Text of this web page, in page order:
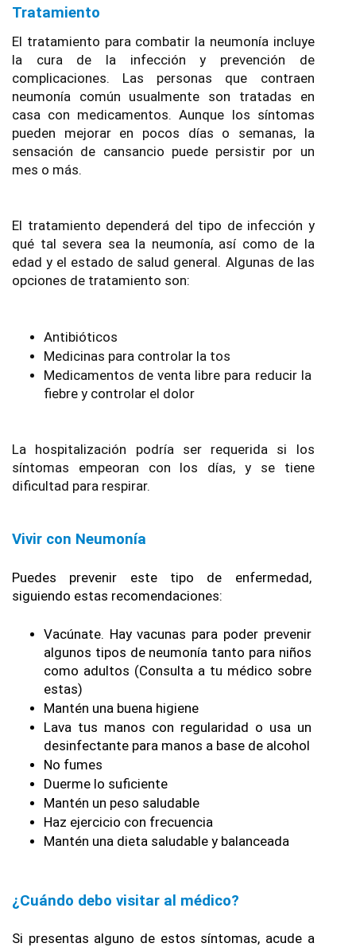
Tratamiento
El tratamiento para combatir la neumonía incluye
la cura de la infección y prevención de
complicaciones. Las personas que contraen
neumonía común usualmente son tratadas en
casa con medicamentos. Aunque los síntomas
pueden mejorar en pocos días o semanas, la
sensación de cansancio puede persistir por un
mes o más.
El tratamiento dependerá del tipo de infección y
qué tal severa sea la neumonía, así como de la
edad y el estado de salud general. Algunas de las
opciones de tratamiento son:
Antibióticos
Medicinas para controlar la tos
Medicamentos de venta libre para reducir la
fiebre y controlar el dolor
La hospitalización podría ser requerida si los
síntomas empeoran con los días, y se tiene
dificultad para respirar.
Vivir con Neumonía
Puedes prevenir este tipo de enfermedad,
siguiendo estas recomendaciones:
Vacúnate. Hay vacunas para poder prevenir
algunos tipos de neumonía tanto para niños
como adultos (Consulta a tu médico sobre
estas)
Mantén una buena higiene
Lava tus manos con regularidad o usa un
desinfectante para manos a base de alcohol
No fumes
Duerme lo suficiente
Mantén un peso saludable
Haz ejercicio con frecuencia
Mantén una dieta saludable y balanceada
¿Cuándo debo visitar al médico?
Si presentas alguno de estos síntomas, acude a